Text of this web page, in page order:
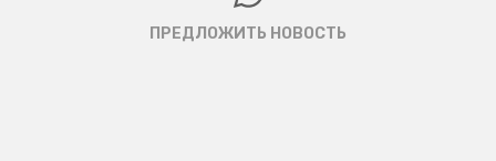
ПРЕДЛОЖИТЬ НОВОСТЬ